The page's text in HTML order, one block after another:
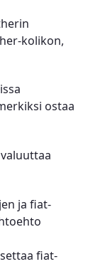
kolikon,
ostaa
ja fiat-
fiat-